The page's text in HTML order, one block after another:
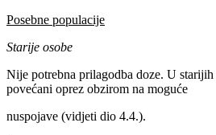
Posebne populacije
Starije osobe
Nije potrebna prilagodba doze. U starijih
povećani oprez obzirom na moguće
nuspojave (vidjeti dio 4.4.).